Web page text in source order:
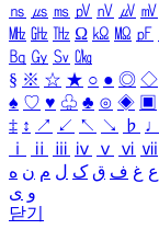
㎱ ㎲ ㎳ ㎴ ㎵ ㎶ ㎷
㎒ ㎓ ㎔ Ω ㏀ ㏁ ㎊
㏃ ㏉ ㏜ ㏆
§ ※ ☆ ★ ○ ● ◎ ◇
♠ ♡ ♥ ♧ ♣ ⊙ ◈ ▣
‡ ↕ ↗ ↙ ↖ ↘ ♭ ♩
ⅰ
ⅱ ⅲ ⅳ ⅴ ⅵ ⅶ
ع غ ف ق ک ل م ن ه
و ی
닫기